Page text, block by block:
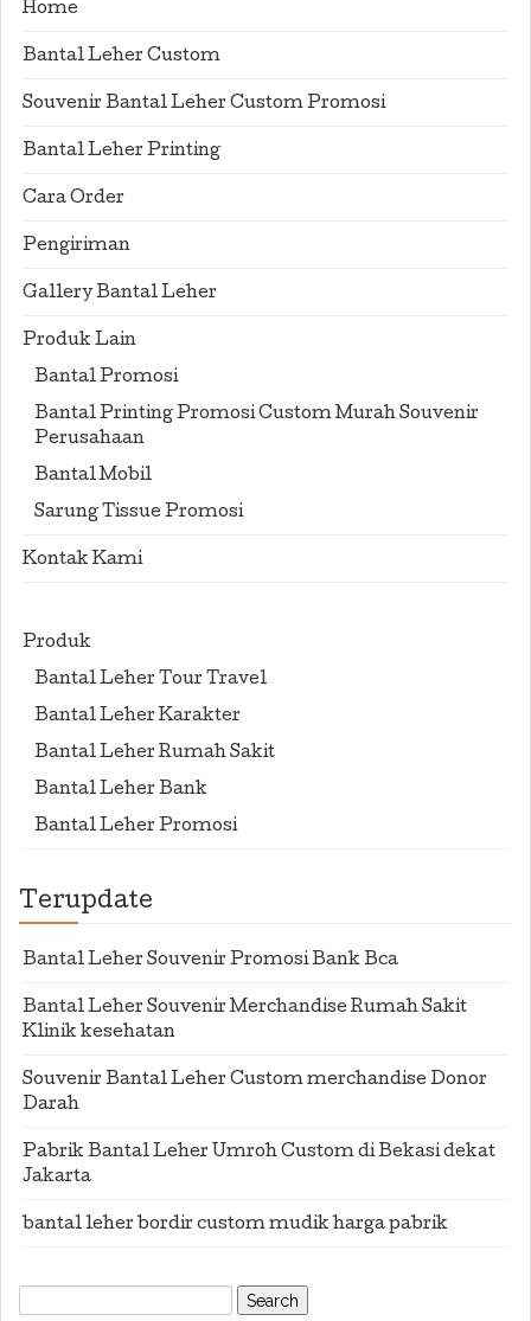
Home
Bantal Leher Custom
Souvenir Bantal Leher Custom Promosi
Bantal Leher Printing
Cara Order
Pengiriman
Gallery Bantal Leher
Produk Lain
Bantal Promosi
Bantal Printing Promosi Custom Murah Souvenir
Perusahaan
Bantal Mobil
Sarung Tissue Promosi
Kontak Kami
Produk
Bantal Leher Tour Travel
Bantal Leher Karakter
Bantal Leher Rumah Sakit
Bantal Leher Bank
Bantal Leher Promosi
Terupdate
Bantal Leher Souvenir Promosi Bank Bca
Bantal Leher Souvenir Merchandise Rumah Sakit
Klinik kesehatan
Souvenir Bantal Leher Custom merchandise Donor
Darah
Pabrik Bantal Leher Umroh Custom di Bekasi dekat
Jakarta
bantal leher bordir custom mudik harga pabrik
Search